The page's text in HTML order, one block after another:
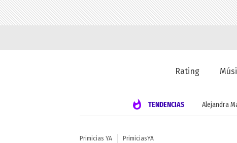
Rating
TENDENCIAS Alejandra
Primicias YA PrimiciasYA